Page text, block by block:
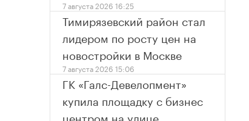
7 августа 2026 16:25
Тимирязевский район стал
лидером по росту цен на
новостройки в Москве
7 августа 2026 15:06
ГК «Галс-Девелопмент»
купила площадку с бизнес
центром на улице